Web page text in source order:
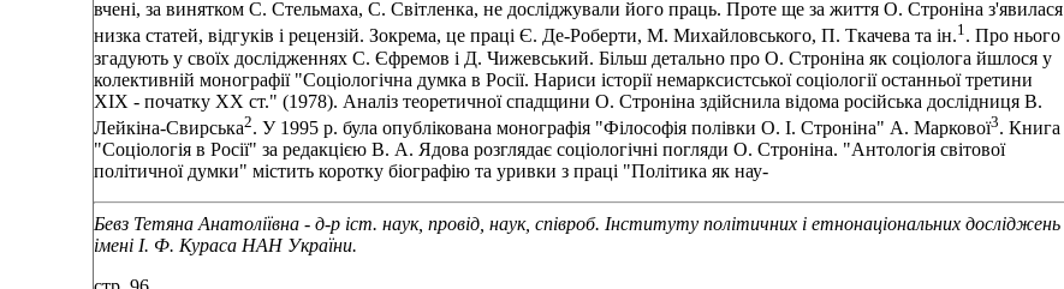
вчені, за винятком С. Стельмаха, С. Світленка, не досліджували його праць. Проте ще за життя О. Строніна з'явилася
низка статей, відгуків і рецензій. Зокрема, це праці Є. Де-Роберти, М. Михайловського, П. Ткачева та ін.1. Про нього
згадують у своїх дослідженнях С. Єфремов і Д. Чижевський. Більш детально про О. Строніна як соціолога йшлося у
колективній монографії "Соціологічна думка в Росії. Нариси історії немарксистської соціології останньої третини
XIX - початку XX ст." (1978). Аналіз теоретичної спадщини О. Строніна здійснила відома російська дослідниця В.
Лейкіна-Свирська2. У 1995 р. була опублікована монографія "Філософія полівки О. І. Строніна" А. Маркової3. Книга
"Соціологія в Росії" за редакцією В. А. Ядова розглядає соціологічні погляди О. Строніна. "Антологія світової
політичної думки" містить коротку біографію та уривки з праці "Політика як нау-
Бевз Тетяна Анатоліївна - д-р іст. наук, провід, наук, співроб. Інституту політичних і етнонаціональних досліджень
імені І. Ф. Кураса НАН України.